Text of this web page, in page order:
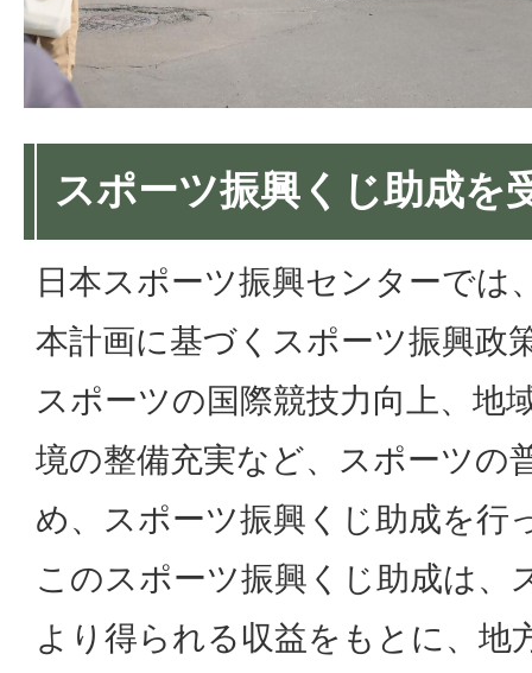
スポーツ振興くじ助成を
日本スポーツ振興センターでは
本計画に基づくスポーツ振興政
スポーツの国際競技力向上、地
境の整備充実など、スポーツの
め、スポーツ振興くじ助成を行
このスポーツ振興くじ助成は、
より得られる収益をもとに、地